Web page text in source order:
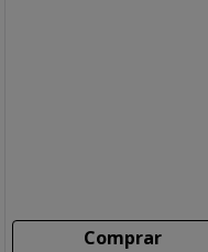
Comprar